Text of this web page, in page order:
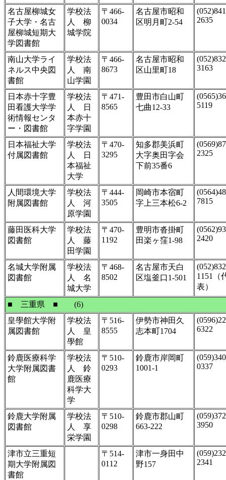
名古屋柳城女
子大学・名古
屋柳城短期大
学図書館
学校法
人 柳
城学院
〒466-
0034
名古屋市昭和
区明月町2-54
2635
南山大学ライ
ネルス中央図
書館
学校法
人 南
山学園
〒466-
8673
名古屋市昭和
区山里町18
3163
日本赤十字豊
田看護大学学
術情報センタ
ー・図書館
学校法
人 日
本赤十
字学園
〒471-
8565
豊田市白山町
七曲12-33
5119
日本福祉大学
付属図書館
学校法
人 日
本福祉
大学
〒470-
3295
知多郡美浜町
大字奥田字会
下前35番6
2325
人間環境大学
附属図書館
学校法
人 河
原学園
〒444-
3505
岡崎市本宿町
字上三本松6-2
7815
藤田医科大学
図書館
学校法
人 藤
田学園
〒470-
1192
豊明市沓掛町
田楽ヶ窪1-98
2420
名城大学附属
図書館
学校法
人 名
城大学
〒468-
8502
名古屋市天白
区塩釜口1-501
1151（
表）
■ 三重県 ■ (6)
皇學館大学附
属図書館
学校法
人 皇
學館
〒516-
8555
伊勢市神田久
志本町1704
6322
鈴鹿医療科学
大学附属図書
館
学校法
人 鈴
鹿医療
科学大
学
〒510-
0293
鈴鹿市岸岡町
1001-1
0337
鈴鹿大学附属
図書館
学校法
人 享
栄学園
〒510-
0298
鈴鹿市郡山町
663-222
3950
津市立三重短
期大学附属図
書館
〒514-
0112
津市一身田中
野157
2341